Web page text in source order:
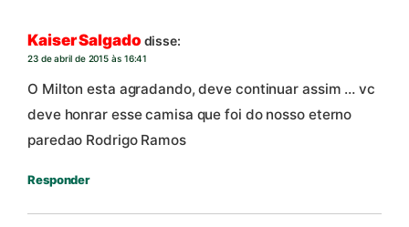
Kaiser Salgado disse:
23 de abril de 2015 às 16:41
O Milton esta agradando, deve continuar assim … vc
deve honrar esse camisa que foi do nosso eterno
paredao Rodrigo Ramos
Responder